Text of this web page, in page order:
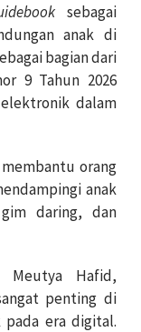
sebagai
anak di
bagian dari
9 Tahun 2026
dalam
orang
anak
daring, dan
Meutya Hafid,
penting di
pada era digital.